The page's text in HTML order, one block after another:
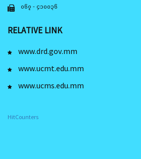
၀၆၇ - ၄၁၀၀၃၆
RELATIVE LINK
www.drd.gov.mm
www.ucmt.edu.mm
www.ucms.edu.mm
HitCounters